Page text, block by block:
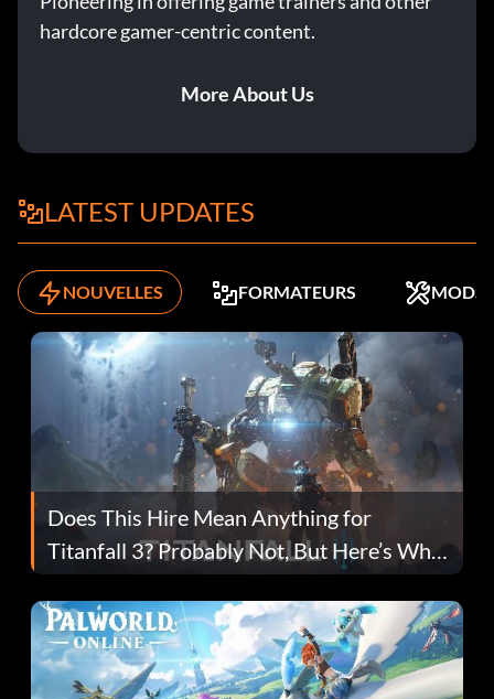
hardcore gamer-centric content.
More About Us
LATEST UPDATES
NOUVELLES FORMATEURS MODS
Does This Hire Mean Anything for
Titanfall 3? Probably Not, But Here’s Why
Fans Are Hopeful